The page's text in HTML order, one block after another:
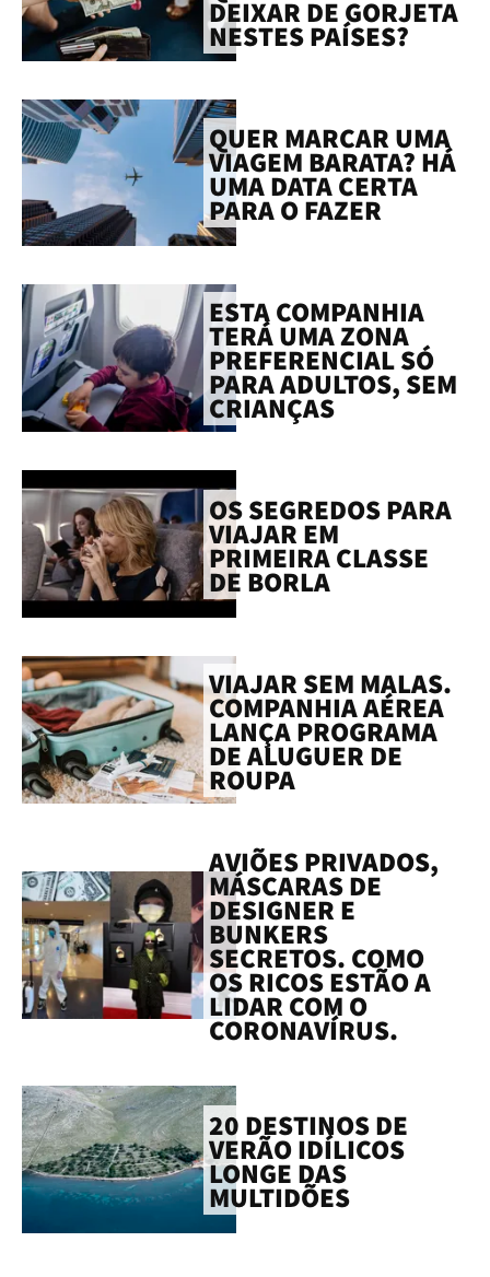
DEIXAR DE GORJETA
NESTES PAÍSES?
QUER MARCAR UMA
VIAGEM BARATA? HÁ
UMA DATA CERTA
PARA O FAZER
ESTA COMPANHIA
TERÁ UMA ZONA
PREFERENCIAL SÓ
PARA ADULTOS, SEM
CRIANÇAS
OS SEGREDOS PARA
VIAJAR EM
PRIMEIRA CLASSE
DE BORLA
VIAJAR SEM MALAS.
COMPANHIA AÉREA
LANÇA PROGRAMA
DE ALUGUER DE
ROUPA
AVIÕES PRIVADOS,
MÁSCARAS DE
DESIGNER E
BUNKERS
SECRETOS. COMO
OS RICOS ESTÃO A
LIDAR COM O
CORONAVÍRUS.
20 DESTINOS DE
VERÃO IDÍLICOS
LONGE DAS
MULTIDÕES